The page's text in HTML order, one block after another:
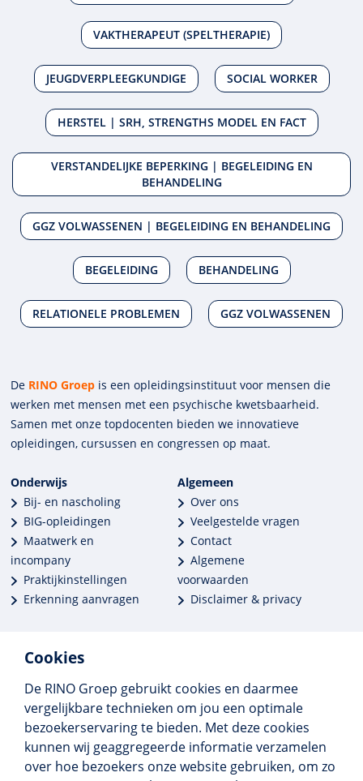
Cookies
De RINO Groep gebruikt cookies en daarmee
vergelijkbare technieken om jou een optimale
bezoekerservaring te bieden. Met deze cookies
kunnen wij geaggregeerde informatie verzamelen
over hoe bezoekers onze website gebruiken, om zo
VAKTHERAPEUT (SPELTHERAPIE)
JEUGDVERPLEEGKUNDIGE SOCIAL WORKER
HERSTEL | SRH, STRENGTHS MODEL EN FACT
VERSTANDELIJKE BEPERKING | BEGELEIDING EN
BEHANDELING
GGZ VOLWASSENEN | BEGELEIDING EN BEHANDELING
BEGELEIDING BEHANDELING
RELATIONELE PROBLEMEN GGZ VOLWASSENEN
De RINO Groep is een opleidings­insti­tuut voor mensen die
werken met mensen met een psychische kwets­baar­heid.
Samen met onze top­docenten bieden we innova­tieve
opleidingen, cursussen en congres­sen op maat.
Onderwijs
Bij- en nascholing
BIG-opleidingen
Maatwerk en
incompany
Praktijkinstellingen
Erkenning aanvragen
Algemeen
Over ons
Veelgestelde vragen
Contact
Algemene
voorwaarden
Disclaimer & privacy
Meer dan 250 opleidingen
Alle BIG-opleidingen in huis
Cedeo-erkend en CRKBO-geregistreerd
Gemiddelde beoordeling 8,4